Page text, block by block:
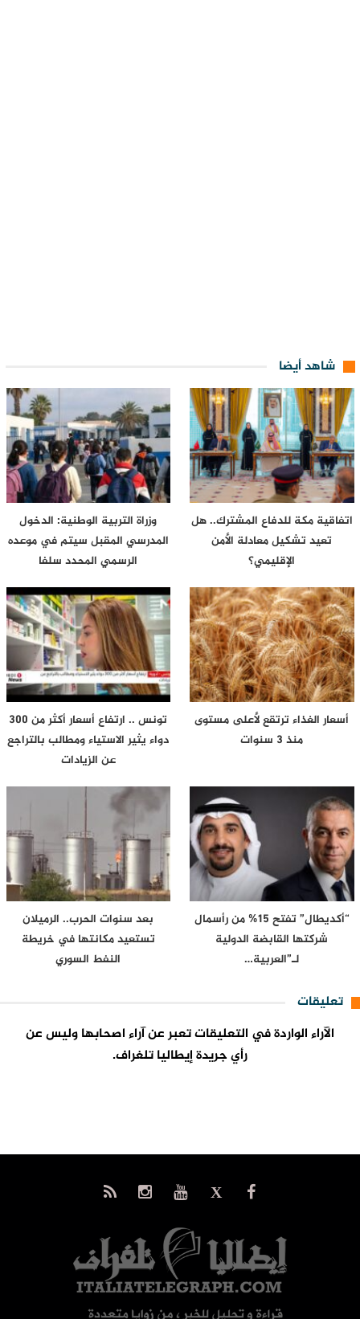
شاهد أيضا
اتفاقية مكة للدفاع المشترك.. هل
تعيد تشكيل معادلة الأمن
الإقليمي؟
وزراة التربية الوطنية: الدخول
المدرسي المقبل سیتم في موعده
الرسمي المحدد سلفا
أسعار الغذاء ترتقع لأعلى مستوى
منذ 3 سنوات
تونس .. ارتفاع أسعار أكثر من 300
دواء يثير الاستياء ومطالب بالتراجع
عن الزيادات
“أكديطال” تفتح 15% من رأسمال
شركتها القابضة الدولية
لـ”العربية…
بعد سنوات الحرب.. الرميلان
تستعيد مكانتها في خريطة
النفط السوري
تعليقات
الآراء الواردة في التعليقات تعبر عن آراء اصحابها وليس عن
رأي جريدة إيطاليا تلغراف.